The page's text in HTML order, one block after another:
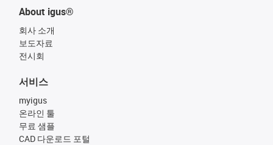
About igus®
회사 소개
보도자료
전시회
서비스
myigus
온라인 툴
무료 샘플
CAD 다운로드 포털